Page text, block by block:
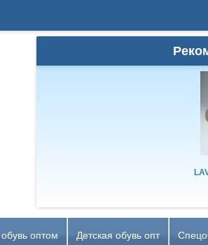
оптом Детская обувь опт